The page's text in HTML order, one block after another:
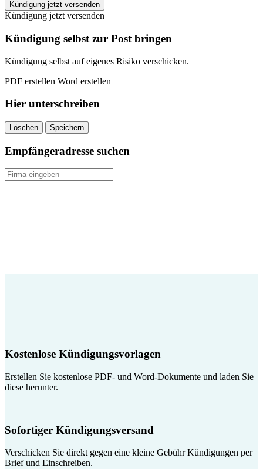
jumpers
Haar
kündigen
quantity
Kündigung jetzt versenden
Kündigung jetzt versenden
Kündigung selbst zur Post bringen
Kündigung selbst auf eigenes Risiko verschicken.
PDF erstellen Word erstellen
Hier unterschreiben
Löschen Speichern
Empfängeradresse suchen
Kostenlose Kündigungsvorlagen
Erstellen Sie kostenlose PDF- und Word-Dokumente und laden Sie
diese herunter.
Sofortiger Kündigungsversand
Verschicken Sie direkt gegen eine kleine Gebühr Kündigungen per
Brief und Einschreiben.